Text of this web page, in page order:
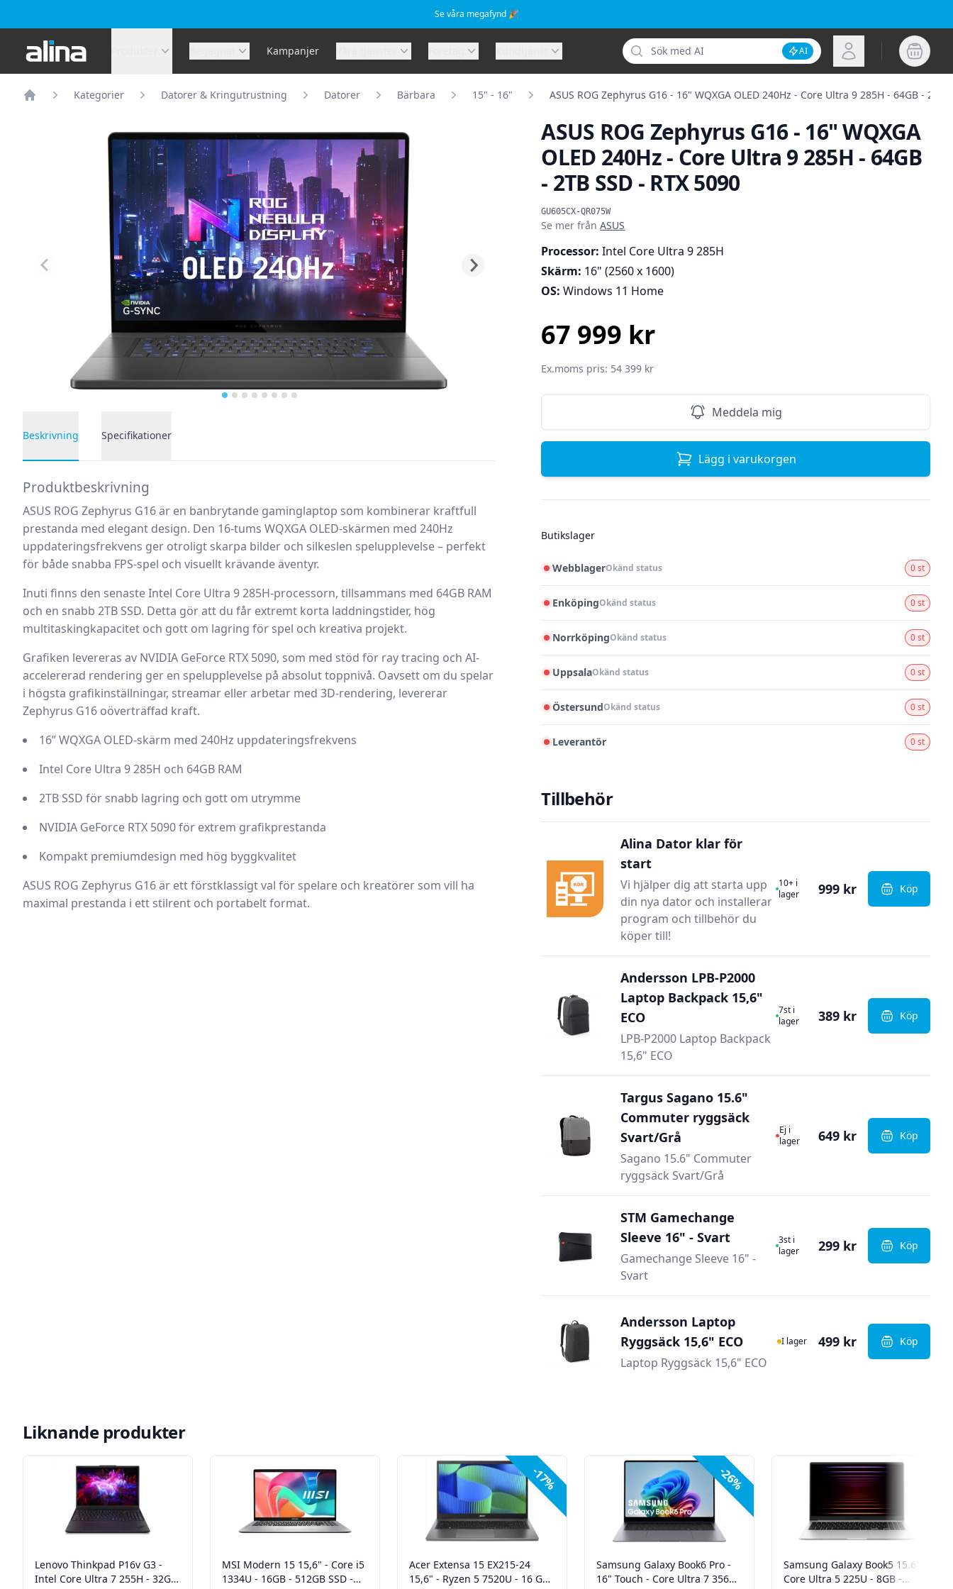
Se våra megafynd 🎉
Alina.se Kampanjer
Sök
Inaktivera AI-sökning
AI Logga in
Kategorier Datorer & Kringutrustning Datorer Bärbara 15" - 16" ASUS ROG Zephyrus G16 - 16" WQXGA OLED 240Hz - Core Ultra 9 285H - 64GB - 2TB
ASUS ROG Zephyrus G16 - 16" WQXGA
OLED 240Hz - Core Ultra 9 285H - 64GB
- 2TB SSD - RTX 5090
GU605CX-QR075W
Produktinformation
Se mer frånASUS
Processor: Intel Core Ultra 9 285H
Skärm: 16" (2560 x 1600)
OS: Windows 11 Home
67 999 kr
Ex.moms pris: 54 399 kr
Meddela mig
Lägg i varukorgen
Butikslager
WebblagerOkänd status 0 st
EnköpingOkänd status 0 st
NorrköpingOkänd status 0 st
UppsalaOkänd status 0 st
ÖstersundOkänd status 0 st
Leverantör 0 st
Tillbehör
Alina Dator klar för
start
Vi hjälper dig att starta upp
din nya dator och installerar
program och tillbehör du
köper till!
I Lager
10+ i
lager
999 kr Köp
, Alina
Andersson LPB-P2000
Laptop Backpack 15,6"
ECO
LPB-P2000 Laptop Backpack
15,6" ECO
I Lager
7st i
lager
389 kr Köp
,
Targus Sagano 15.6"
Commuter ryggsäck
Svart/Grå
Sagano 15.6" Commuter
ryggsäck Svart/Grå
Ej i lager
Ej i
lager
649 kr Köp
, Targus
STM Gamechange
Sleeve 16" - Svart
Gamechange Sleeve 16" -
Svart
I Lager
3st i
lager
299 kr Köp
, STM
Andersson Laptop
Ryggsäck 15,6" ECO
Laptop Ryggsäck 15,6" ECO
I Lager
I lager 499 kr Köp
,
Beskrivning Specifikationer
Produktbeskrivning
ASUS ROG Zephyrus G16 är en banbrytande gaminglaptop som kombinerar kraftfull
prestanda med elegant design. Den 16-tums WQXGA OLED-skärmen med 240Hz
uppdateringsfrekvens ger otroligt skarpa bilder och silkeslen spelupplevelse – perfekt
för både snabba FPS-spel och visuellt krävande äventyr.
Inuti finns den senaste Intel Core Ultra 9 285H-processorn, tillsammans med 64GB RAM
och en snabb 2TB SSD. Detta gör att du får extremt korta laddningstider, hög
multitaskingkapacitet och gott om lagring för spel och kreativa projekt.
Grafiken levereras av NVIDIA GeForce RTX 5090, som med stöd för ray tracing och AI-
accelererad rendering ger en spelupplevelse på absolut toppnivå. Oavsett om du spelar
i högsta grafikinställningar, streamar eller arbetar med 3D-rendering, levererar
Zephyrus G16 oöverträffad kraft.
16” WQXGA OLED-skärm med 240Hz uppdateringsfrekvens
Intel Core Ultra 9 285H och 64GB RAM
2TB SSD för snabb lagring och gott om utrymme
NVIDIA GeForce RTX 5090 för extrem grafikprestanda
Kompakt premiumdesign med hög byggkvalitet
ASUS ROG Zephyrus G16 är ett förstklassigt val för spelare och kreatörer som vill ha
maximal prestanda i ett stilrent och portabelt format.
Liknande produkter
Lenovo Thinkpad P16v G3 -
Intel Core Ultra 7 255H - 32GB
MSI Modern 15 15,6" - Core i5
1334U - 16GB - 512GB SSD -
-17%
Acer Extensa 15 EX215-24
15,6" - Ryzen 5 7520U - 16 GB -
-26%
Samsung Galaxy Book6 Pro -
16" Touch - Core Ultra 7 356H -
Samsung Galaxy Book5 15.6" -
Core Ultra 5 225U - 8GB -